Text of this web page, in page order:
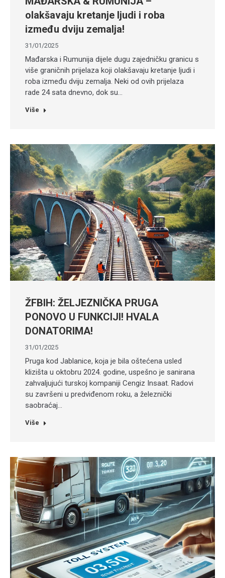
olakšavaju kretanje ljudi i roba
između dviju zemalja!
31/01/2025
Mađarska i Rumunija dijele dugu zajedničku granicu s
više graničnih prijelaza koji olakšavaju kretanje ljudi i
roba između dviju zemalja. Neki od ovih prijelaza
rade 24 sata dnevno, dok su…
Više
ŽFBIH: ŽELJEZNIČKA PRUGA
PONOVO U FUNKCIJI! HVALA
DONATORIMA!
31/01/2025
Pruga kod Jablanice, koja je bila oštećena usled
klizišta u oktobru 2024. godine, uspešno je sanirana
zahvaljujući turskoj kompaniji Cengiz Insaat. Radovi
su završeni u predviđenom roku, a železnički
saobraćaj…
Više